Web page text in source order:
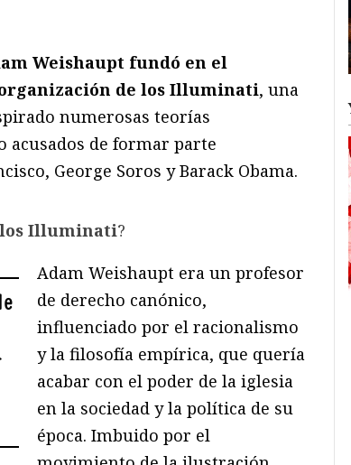
Weishaupt fundó en el
de los Illuminati, una
numerosas teorías
acusados de formar parte
George Soros y Barack Obama.
los Illuminati?
Adam Weishaupt era un profesor
de derecho canónico,
influenciado por el racionalismo
y la filosofía empírica, que quería
acabar con el poder de la iglesia
en la sociedad y la política de su
época. Imbuido por el